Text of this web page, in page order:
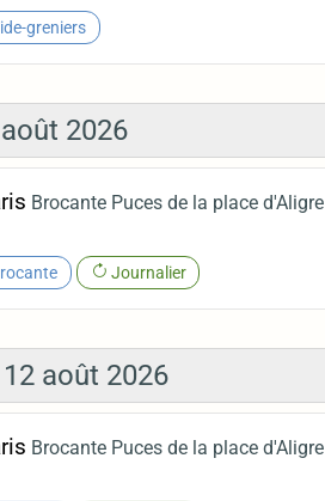
greniers
2026
Brocante Puces de la place d'Aligre
Journalier
12 août 2026
Brocante Puces de la place d'Aligre